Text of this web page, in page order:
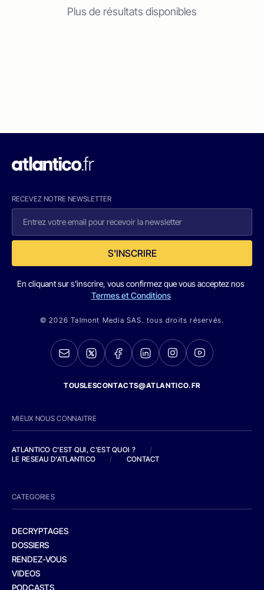
Plus de résultats disponibles
RECEVEZ NOTRE NEWSLETTER
S'INSCRIRE
En cliquant sur s'inscrire, vous confirmez que vous acceptez nos
Termes et Conditions
© 2026 Talmont Media SAS. tous droits réservés.
TOUSLESCONTACTS@ATLANTICO.FR
MIEUX NOUS CONNAITRE
ATLANTICO C'EST QUI, C'EST QUOI ?
/
LE RESEAU D'ATLANTICO
/ CONTACT
CATEGORIES
DECRYPTAGES
DOSSIERS
RENDEZ-VOUS
VIDEOS
PODCASTS